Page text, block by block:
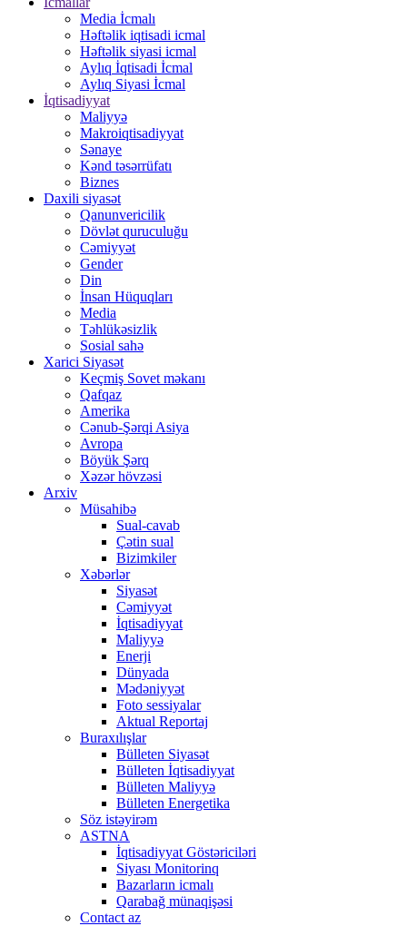
Media İcmalı
Həftəlik iqtisadi icmal
Həftəlik siyasi icmal
Aylıq İqtisadi İcmal
Aylıq Siyasi İcmal
İqtisadiyyat
Maliyyə
Makroiqtisadiyyat
Sənaye
Kənd təsərrüfatı
Biznes
Daxili siyasət
Qanunvericilik
Dövlət quruculuğu
Cəmiyyət
Gender
Din
İnsan Hüquqları
Media
Təhlükəsizlik
Sosial sahə
Xarici Siyasət
Keçmiş Sovet məkanı
Qafqaz
Amerika
Cənub-Şərqi Asiya
Avropa
Böyük Şərq
Xəzər hövzəsi
Arxiv
Müsahibə
Sual-cavab
Çətin sual
Bizimkiler
Xəbərlər
Siyasət
Cəmiyyət
İqtisadiyyat
Maliyyə
Enerji
Dünyada
Mədəniyyət
Foto sessiyalar
Aktual Reportaj
Buraxılışlar
Bülleten Siyasət
Bülleten İqtisadiyyat
Bülleten Maliyyə
Bülleten Energetika
Söz istəyirəm
ASTNA
İqtisadiyyat Göstəriciləri
Siyası Monitorinq
Bazarların icmalı
Qarabağ münaqişəsi
Contact az